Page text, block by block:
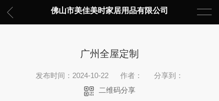
佛山市美佳美时家居用品有限公司
广州全屋定制
发布时间：2024-10-22 作者：
分享到：
二维码分享